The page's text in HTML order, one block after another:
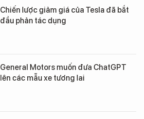
Chiến lược giảm giá của Tesla đã bắt
đầu phản tác dụng
General Motors muốn đưa ChatGPT
lên các mẫu xe tương lai